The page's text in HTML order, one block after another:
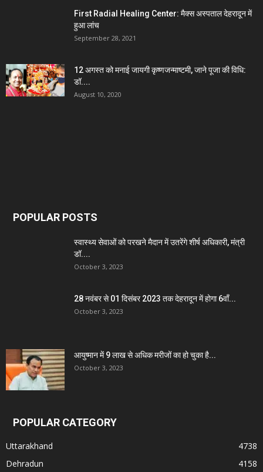
First Radial Healing Center: मैक्स अस्पताल देहरादून में
हुआ लांच
September 28, 2021
12 अगस्त को मनाई जायगी कृष्णजन्माष्टमी, जाने पूजा की विधि:
डॉ....
August 10, 2020
POPULAR POSTS
स्वास्थ्य सेवाओं को परखने मैदान में उतरेंगे शीर्ष अधिकारी, मंत्री
डॉ....
October 3, 2023
28 नवंबर से 01 दिसंबर 2023 तक देहरादून में होगा 6वाँ...
October 3, 2023
आयुष्मान में 9 लाख से अधिक मरीजों का हो चुका है...
October 3, 2023
POPULAR CATEGORY
Uttarakhand
4738
Dehradun
4158